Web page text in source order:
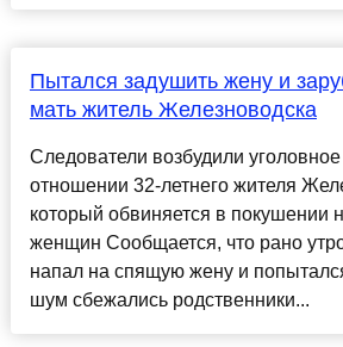
Пытался задушить жену и
мать житель Железноводска
Следователи возбудили
отношении 32-летнего жителя
который обвиняется в покушении
женщин Сообщается, что рано
напал на спящую жену и
шум сбежались родственники...